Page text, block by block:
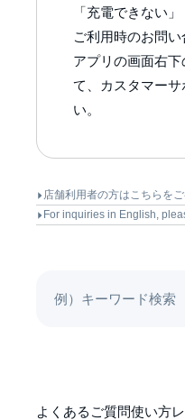
「充電できない
ご利用時のお問い
アプリの画面右
て、カスタマー
い。
店舗利用者の方はこちらを
For inquiries in English,
よくあるご質問使い方